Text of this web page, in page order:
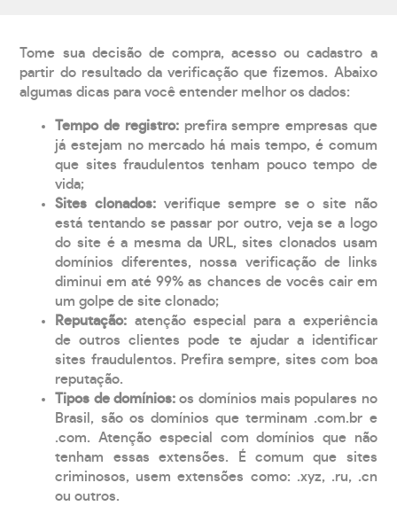
Tome sua decisão de compra, acesso ou cadastro a
partir do resultado da verificação que fizemos. Abaixo
algumas dicas para você entender melhor os dados:
Tempo de registro: prefira sempre empresas que
já estejam no mercado há mais tempo, é comum
que sites fraudulentos tenham pouco tempo de
vida;
Sites clonados: verifique sempre se o site não
está tentando se passar por outro, veja se a logo
do site é a mesma da URL, sites clonados usam
domínios diferentes, nossa verificação de links
diminui em até 99% as chances de vocês cair em
um golpe de site clonado;
Reputação: atenção especial para a experiência
de outros clientes pode te ajudar a identificar
sites fraudulentos. Prefira sempre, sites com boa
reputação.
Tipos de domínios:os domínios mais populares no
Brasil, são os domínios que terminam .com.br e
.com. Atenção especial com domínios que não
tenham essas extensões. É comum que sites
criminosos, usem extensões como: .xyz, .ru, .cn
ou outros.